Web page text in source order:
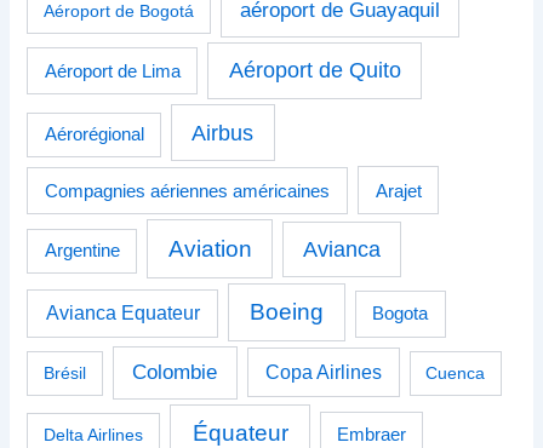
Aéroport de Bogotá aéroport de Guayaquil
Aéroport de Lima Aéroport de Quito
Aérorégional Airbus
Compagnies aériennes américaines Arajet
Argentine Aviation Avianca
Avianca Equateur Boeing Bogota
Brésil Colombie Copa Airlines Cuenca
Delta Airlines Équateur Embraer